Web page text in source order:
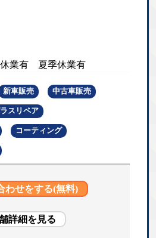
業有 夏季休業有
新車販売 中古車販売
スリペア
コーティング
わせをする(無料)
詳細を見る